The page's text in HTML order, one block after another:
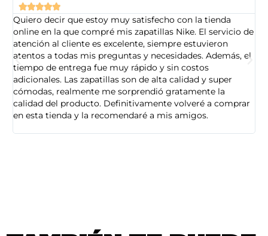

Quiero decir que estoy muy satisfecho con la tienda
online en la que compré mis zapatillas Nike. El servicio de
atención al cliente es excelente, siempre estuvieron
atentos a todas mis preguntas y necesidades. Además, el
tiempo de entrega fue muy rápido y sin costos
adicionales. Las zapatillas son de alta calidad y super
cómodas, realmente me sorprendió gratamente la
calidad del producto. Definitivamente volveré a comprar
en esta tienda y la recomendaré a mis amigos.